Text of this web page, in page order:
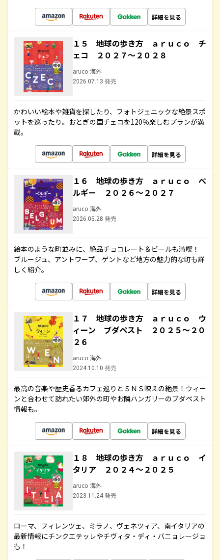
詳細を見る
１５ 地球の歩き方 ａｒｕｃｏ チ
ェコ ２０２７～２０２８
aruco 海外
2026.07.13 発売
かわいい絵本や雑貨を探したり、フォトジェニックな絶景スポ
ットを巡ったり。おとぎの国チェコを120％楽しむプランが満
載。
詳細を見る
１６ 地球の歩き方 ａｒｕｃｏ ベ
ルギー ２０２６～２０２７
aruco 海外
2026.05.28 発売
絵本のような町並みに、絶品チョコレート＆ビールも満喫！
ブルージュ、アントワープ、ゲントなど地方の魅力的な町も詳
しく紹介。
詳細を見る
１７ 地球の歩き方 ａｒｕｃｏ ウ
ィーン ブダペスト ２０２５～２０
２６
aruco 海外
2024.10.10 発売
最高の音楽や歴史香るカフェ巡りとＳＮＳ映えの絶景！ウィー
ンと合わせて訪れたい郊外の町やお隣ハンガリーのブダペスト
情報も。
詳細を見る
１８ 地球の歩き方 ａｒｕｃｏ イ
タリア ２０２４～２０２５
aruco 海外
2023.11.24 発売
ローマ、フィレンツェ、ミラノ、ヴェネツィア、南イタリアの
最新情報にチンクエテッレやチヴィタ・ディ・バニョレージョ
も！